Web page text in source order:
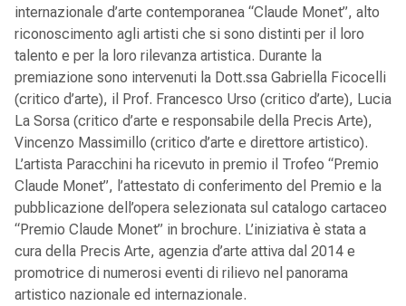
internazionale d’arte contemporanea “Claude Monet”, alto
riconoscimento agli artisti che si sono distinti per il loro
talento e per la loro rilevanza artistica. Durante la
premiazione sono intervenuti la Dott.ssa Gabriella Ficocelli
(critico d’arte), il Prof. Francesco Urso (critico d’arte), Lucia
La Sorsa (critico d’arte e responsabile della Precis Arte),
Vincenzo Massimillo (critico d’arte e direttore artistico).
L’artista Paracchini ha ricevuto in premio il Trofeo “Premio
Claude Monet”, l’attestato di conferimento del Premio e la
pubblicazione dell’opera selezionata sul catalogo cartaceo
“Premio Claude Monet” in brochure. L’iniziativa è stata a
cura della Precis Arte, agenzia d’arte attiva dal 2014 e
promotrice di numerosi eventi di rilievo nel panorama
artistico nazionale ed internazionale.